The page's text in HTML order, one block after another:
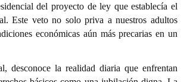
del proyecto de ley que establecía el
Este veto no solo priva a nuestros adultos
económicas aún más precarias en un
desconoce la realidad diaria que enfrentan